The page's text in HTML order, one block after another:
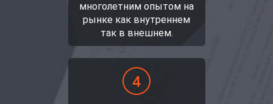
многолетним опытом на
рынке как внутреннем
так в внешнем.